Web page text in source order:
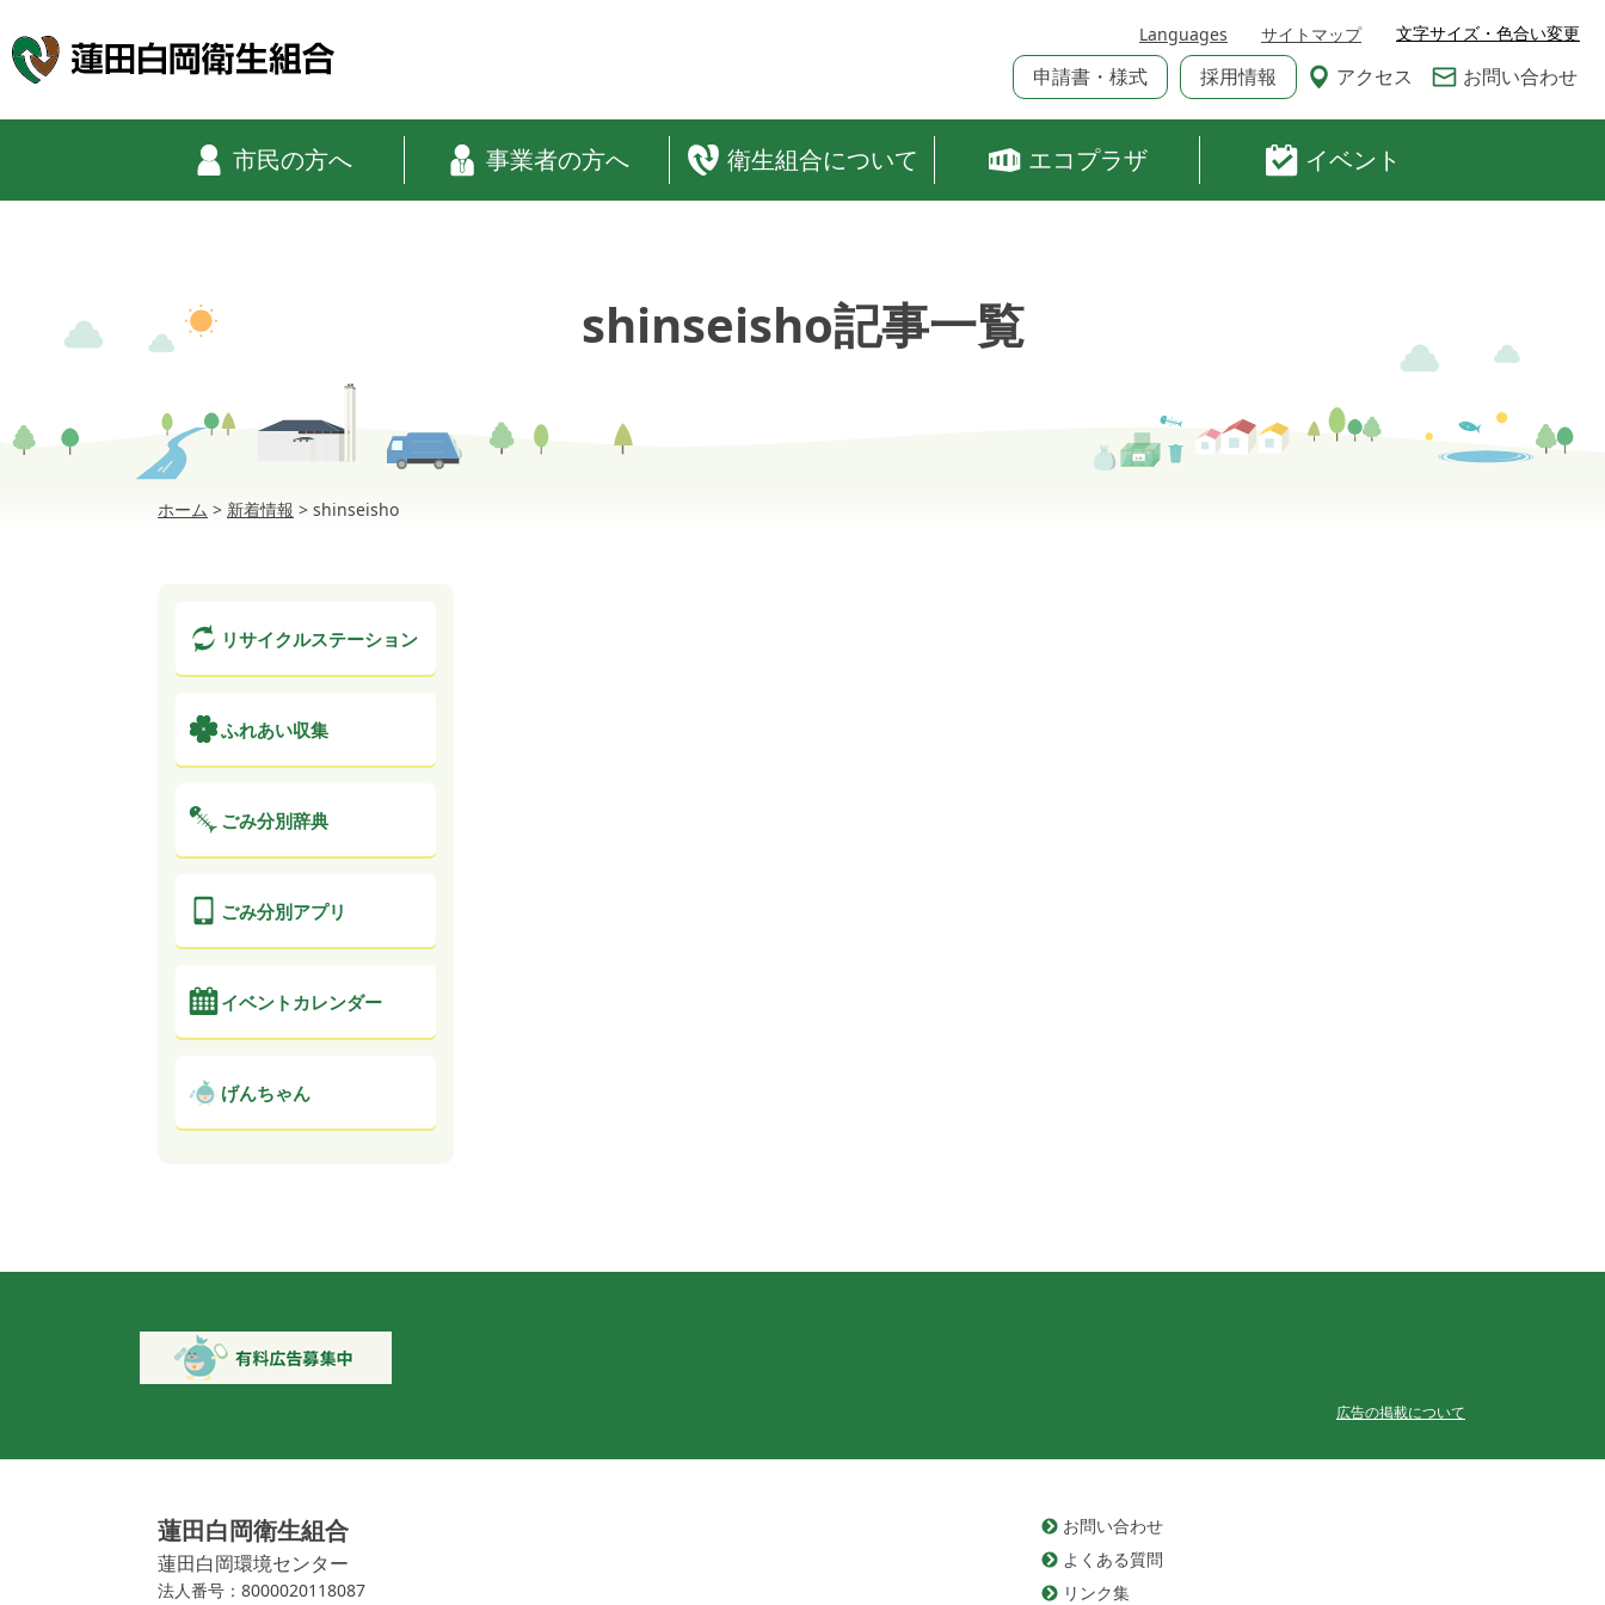
市民の方へ 事業者の方へ 衛生組合について エコプラザ イベント
申請書・様式 採用情報 アクセス お問い合わせ
サイトマップ
Languages 文字サイズ・色合い変更
shinseisho記事一覧
ホーム > 新着情報 > shinseisho
リサイクルステーション
ふれあい収集
ごみ分別辞典
ごみ分別アプリ
イベントカレンダー
げんちゃん
広告の掲載について
蓮田白岡衛生組合
蓮田白岡環境センター
法人番号：8000020118087
お問い合わせ
よくある質問
リンク集